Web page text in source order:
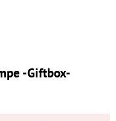
-Giftbox-